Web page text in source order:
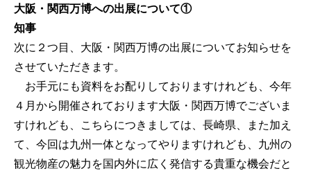
大阪・関西万博への出展について①
知事
次に２つ目、大阪・関西万博の出展についてお知らせを
させていただきます。
お手元にも資料をお配りしておりますけれども、今年
４月から開催されております大阪・関西万博でございま
すけれども、こちらにつきましては、長崎県、また加え
て、今回は九州一体となってやりますけれども、九州の
観光物産の魅力を国内外に広く発信する貴重な機会だと